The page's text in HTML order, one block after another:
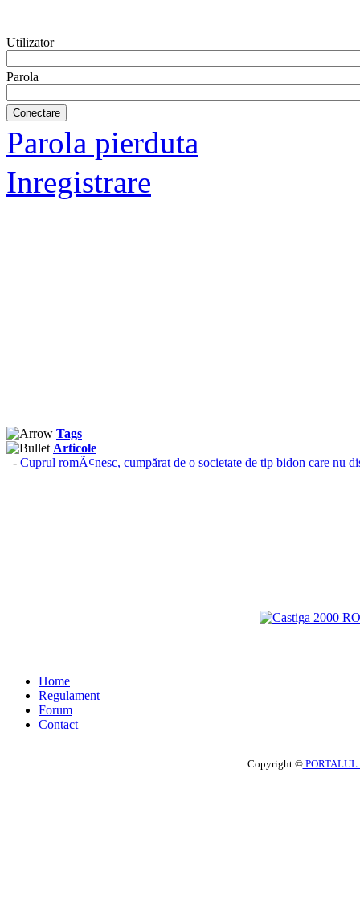
Utilizator
Parola
Parola pierduta
Inregistrare
Tags
Articole
- Cuprul romÃ¢nesc, cumpărat de o societate de tip bidon care nu
Home
Regulament
Forum
Contact
Copyright ©PORTALUL